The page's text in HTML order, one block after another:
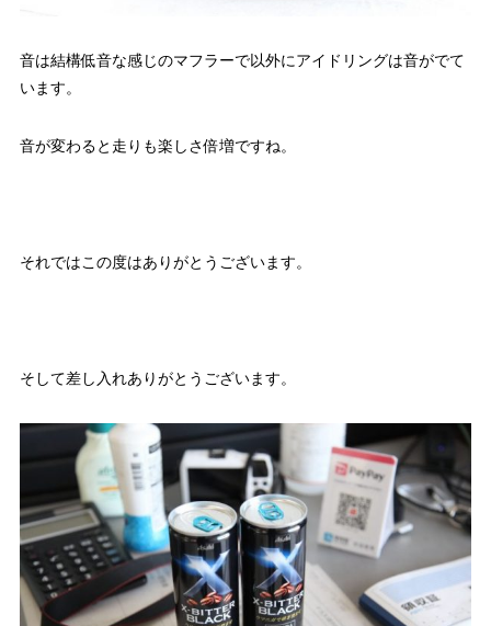
音は結構低音な感じのマフラーで以外にアイドリングは音がでて
います。
音が変わると走りも楽しさ倍増ですね。
それではこの度はありがとうございます。
そして差し入れありがとうございます。